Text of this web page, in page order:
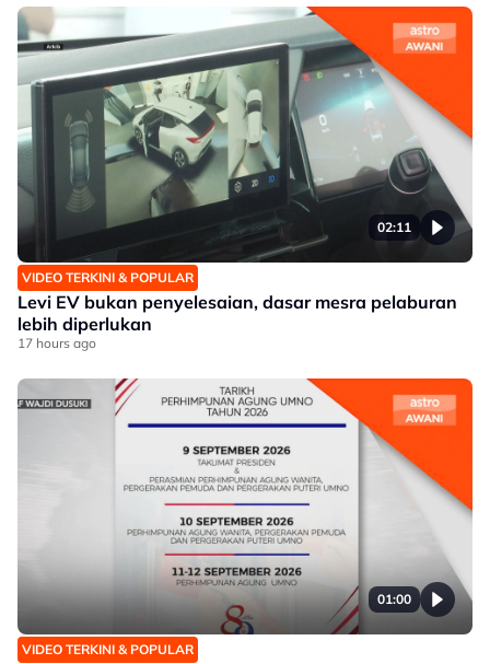
02:11
VIDEO TERKINI & POPULAR
Levi EV bukan penyelesaian, dasar mesra pelaburan
lebih diperlukan
17 hours ago
01:00
VIDEO TERKINI & POPULAR